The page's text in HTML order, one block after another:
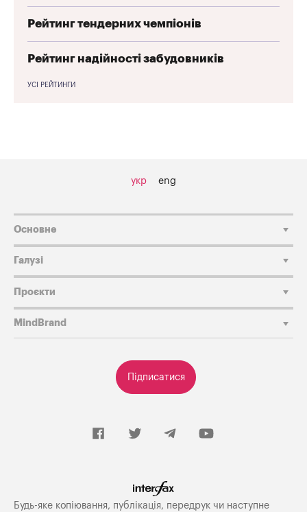
Рейтинг тендерних чемпіонів
Рейтинг надійності забудовників
УСІ РЕЙТИНГИ
укр eng
Підписатися
Основне
Галузі
Проєкти
MindBrand
Будь-яке копiювання, публiкацiя, передрук чи наступне